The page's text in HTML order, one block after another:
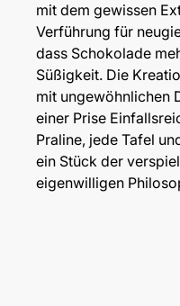
mit dem gewissen
Verführung für
dass Schokolade
Süßigkeit. Die
mit ungewöhnlichen
einer Prise
Praline, jede Tafel
ein Stück der
eigenwilligen